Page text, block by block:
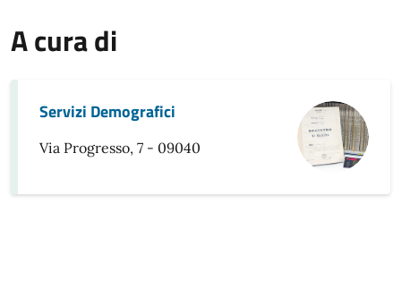
A cura di
Servizi Demografici
Via Progresso, 7 - 09040